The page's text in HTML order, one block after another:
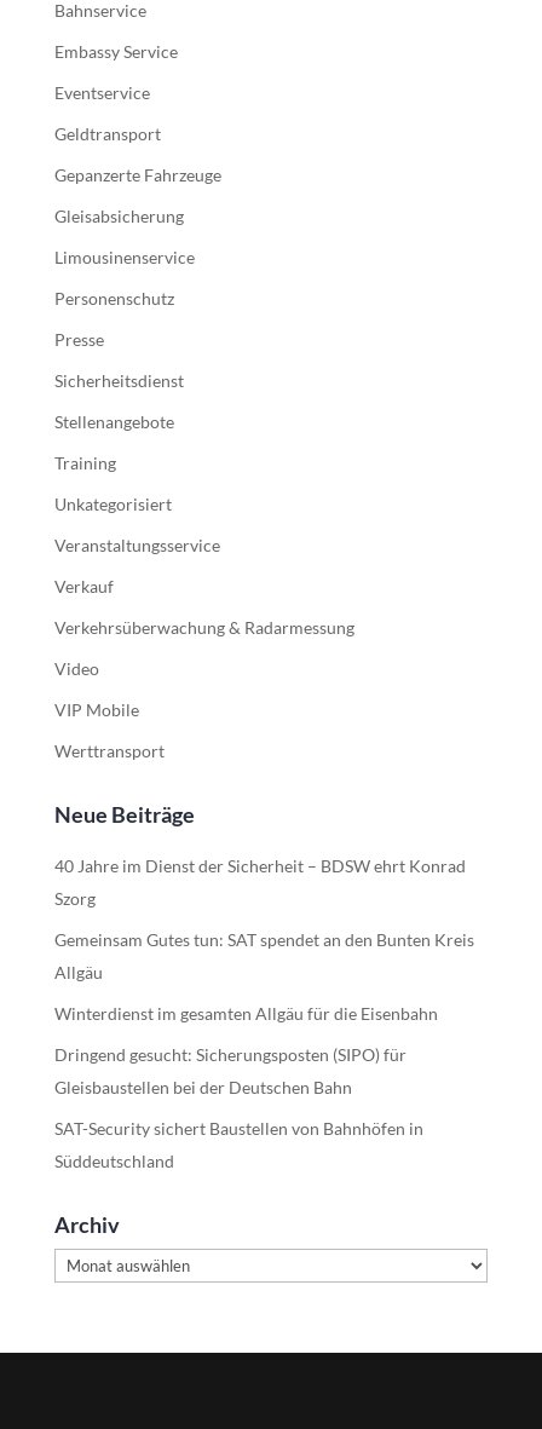
Bahnservice
Embassy Service
Eventservice
Geldtransport
Gepanzerte Fahrzeuge
Gleisabsicherung
Limousinenservice
Personenschutz
Presse
Sicherheitsdienst
Stellenangebote
Training
Unkategorisiert
Veranstaltungsservice
Verkauf
Verkehrsüberwachung & Radarmessung
Video
VIP Mobile
Werttransport
Neue Beiträge
40 Jahre im Dienst der Sicherheit – BDSW ehrt Konrad
Szorg
Gemeinsam Gutes tun: SAT spendet an den Bunten Kreis
Allgäu
Winterdienst im gesamten Allgäu für die Eisenbahn
Dringend gesucht: Sicherungsposten (SIPO) für
Gleisbaustellen bei der Deutschen Bahn
SAT-Security sichert Baustellen von Bahnhöfen in
Süddeutschland
Archiv
Archiv